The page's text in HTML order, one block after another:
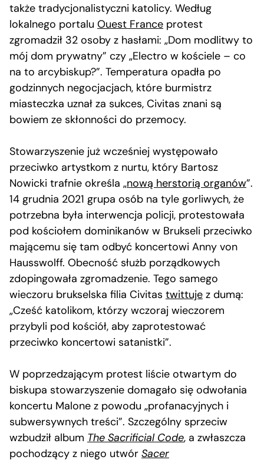
także tradycjonalistyczni katolicy. Według
lokalnego portalu Ouest France protest
zgromadził 32 osoby z hasłami: „Dom modlitwy to
mój dom prywatny” czy „Electro w kościele – co
na to arcybiskup?”. Temperatura opadła po
godzinnych negocjacjach, które burmistrz
miasteczka uznał za sukces, Civitas znani są
bowiem ze skłonności do przemocy.
Stowarzyszenie już wcześniej występowało
przeciwko artystkom z nurtu, który Bartosz
Nowicki trafnie określa „nową herstorią organów”.
14 grudnia 2021 grupa osób na tyle gorliwych, że
potrzebna była interwencja policji, protestowała
pod kościołem dominikanów w Brukseli przeciwko
mającemu się tam odbyć koncertowi Anny von
Hausswolff. Obecność służb porządkowych
zdopingowała zgromadzenie. Tego samego
wieczoru brukselska filia Civitas twittuje z dumą:
„Cześć katolikom, którzy wczoraj wieczorem
przybyli pod kościół, aby zaprotestować
przeciwko koncertowi satanistki”.
W poprzedzającym protest liście otwartym do
biskupa stowarzyszenie domagało się odwołania
koncertu Malone z powodu „profanacyjnych i
subwersywnych treści”. Szczególny sprzeciw
wzbudził album The Sacrificial Code, a zwłaszcza
pochodzący z niego utwór Sacer